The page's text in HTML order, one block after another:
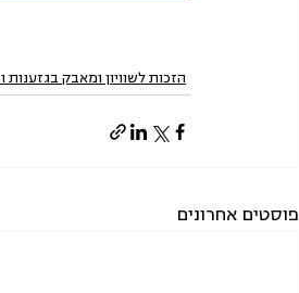
הזכות לשוויון ומאבק בגזענות
פוסטים אחרונים